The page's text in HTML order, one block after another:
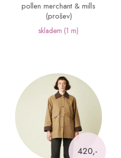
pollen merchant & mills
(prošev)
skladem (1 m)
420,-